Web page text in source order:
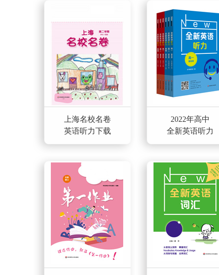
上海名校名卷
英语听力下载
2022年高中
全新英语听力